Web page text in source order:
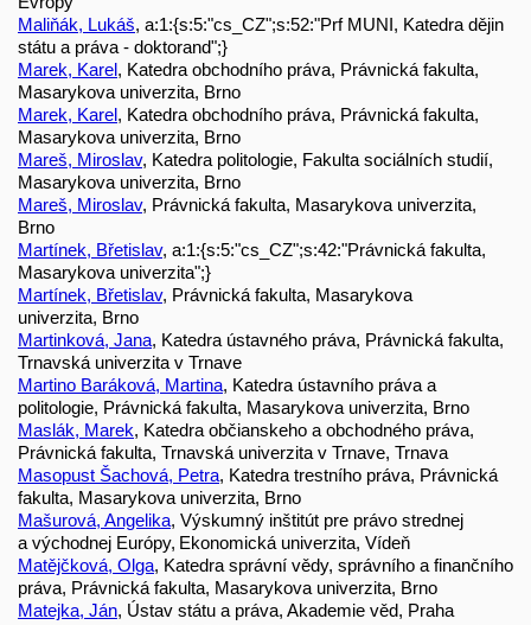
Maliňák, Lukáš, a:1:{s:5:"cs_CZ";s:52:"Prf MUNI, Katedra dějin
státu a práva - doktorand";}
Marek, Karel, Katedra obchodního práva, Právnická fakulta,
Masarykova univerzita, Brno
Marek, Karel, Katedra obchodního práva, Právnická fakulta,
Masarykova univerzita, Brno
Mareš, Miroslav, Katedra politologie, Fakulta sociálních studií,
Masarykova univerzita, Brno
Mareš, Miroslav, Právnická fakulta, Masarykova univerzita,
Brno
Martínek, Břetislav, a:1:{s:5:"cs_CZ";s:42:"Právnická fakulta,
Masarykova univerzita";}
Martínek, Břetislav, Právnická fakulta, Masarykova
univerzita, Brno
Martinková, Jana, Katedra ústavného práva, Právnická fakulta,
Trnavská univerzita v Trnave
Martino Baráková, Martina, Katedra ústavního práva a
politologie, Právnická fakulta, Masarykova univerzita, Brno
Maslák, Marek, Katedra občianskeho a obchodného práva,
Právnická fakulta, Trnavská univerzita v Trnave, Trnava
Masopust Šachová, Petra, Katedra trestního práva, Právnická
fakulta, Masarykova univerzita, Brno
Mašurová, Angelika, Výskumný inštitút pre právo strednej
a východnej Európy, Ekonomická univerzita, Vídeň
Matějčková, Olga, Katedra správní vědy, správního a finančního
práva, Právnická fakulta, Masarykova univerzita, Brno
Matejka, Ján, Ústav státu a práva, Akademie věd, Praha